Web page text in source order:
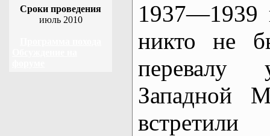
Сроки проведения
июль 2010
1937—1939
никто не
Западной